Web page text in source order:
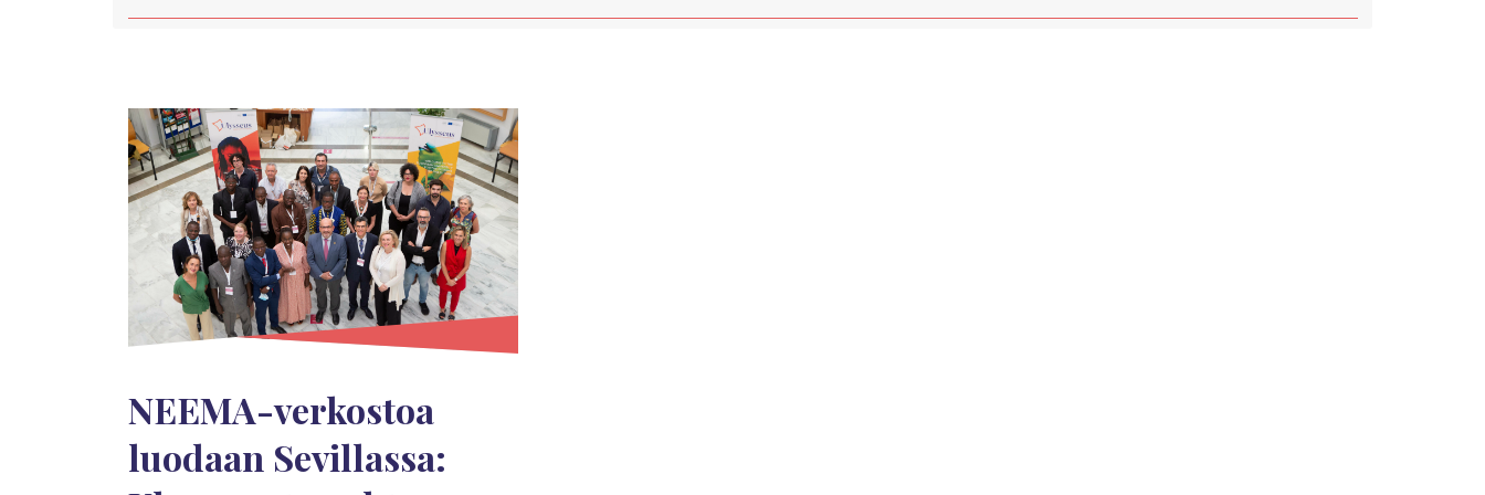
NEEMA-verkostoa
luodaan Sevillassa: